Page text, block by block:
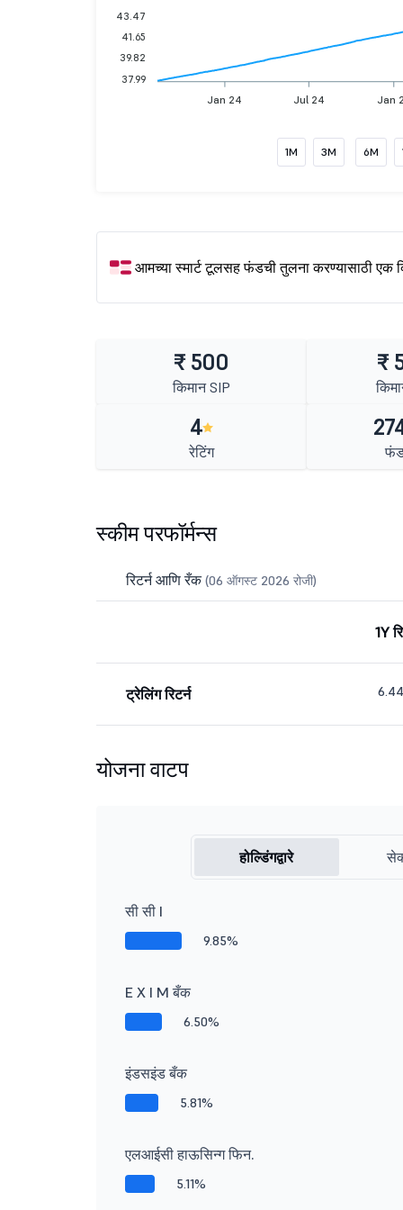
Jan 24 Jul 24 Jan
43.47
41.65
39.82
37.99
1M 3M 6M
आमच्या स्मार्ट टूलसह फंडची तुलना करण्यासाठी एक
₹ 500
किमान SIP
₹
4
रेटिंग
स्कीम परफॉर्मन्स
रिटर्न आणि रँक(06 ऑगस्ट 2026 रोजी)
1Y
ट्रेलिंग रिटर्न
योजना वाटप
होल्डिंगद्वारे
सी सी I
9.85%
E X I M बँक
6.50%
इंडसइंड बँक
5.81%
एलआईसी हाऊसिन्ग फिन.
5.11%